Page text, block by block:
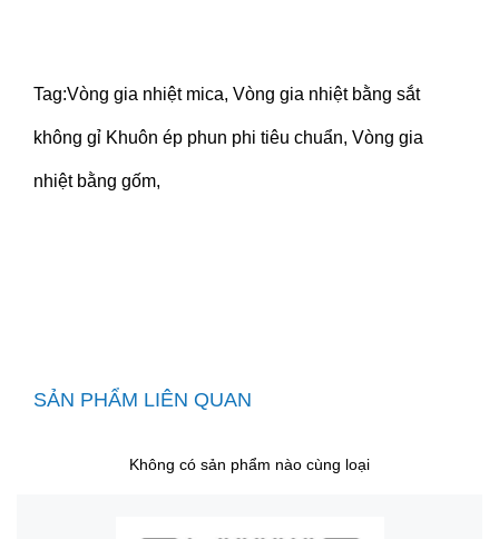
Tag:Vòng gia nhiệt mica, Vòng gia nhiệt bằng sắt
không gỉ Khuôn ép phun phi tiêu chuẩn, Vòng gia
nhiệt bằng gốm,
SẢN PHẨM LIÊN QUAN
Không có sản phẩm nào cùng loại